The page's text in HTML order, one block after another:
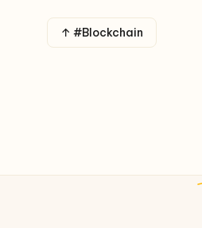
↑ #Blockchain